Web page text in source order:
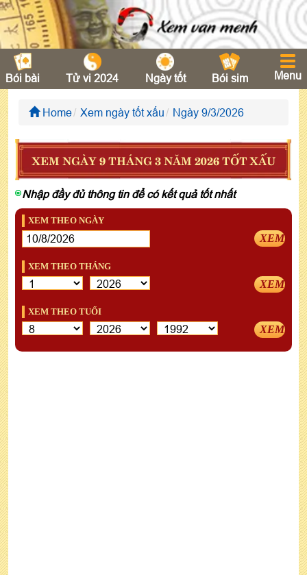
Bói bài Tử vi 2024 Ngày tốt Bói sim Menu
Home Xem ngày tốt xấu Ngày 9/3/2026
XEM NGÀY 9 THÁNG 3 NĂM 2026 TỐT XẤU
Nhập đầy đủ thông tin để có kết quả tốt nhất
XEM THEO NGÀY
XEM
XEM THEO THÁNG
XEM
XEM THEO TUỔI
XEM